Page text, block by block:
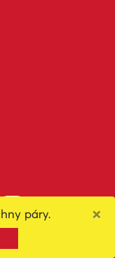
páry.
×